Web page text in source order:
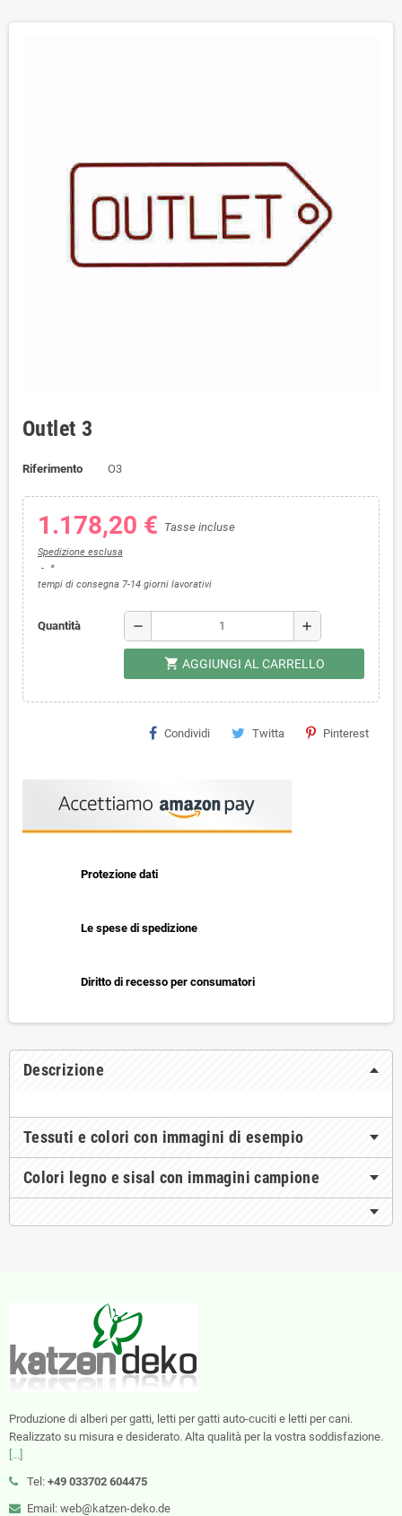
Outlet 3
Riferimento O3
1.178,20 € Tasse incluse
Spedizione esclusa
*
tempi di consegna 7-14 giorni lavorativi
Quantità remove add
shopping_cart AGGIUNGI AL CARRELLO
Condividi Twitta Pinterest
Protezione dati
Le spese di spedizione
Diritto di recesso per consumatori
Descrizione
Tessuti e colori con immagini di esempio
Colori legno e sisal con immagini campione
Produzione di alberi per gatti, letti per gatti auto-cuciti e letti per cani.
Realizzato su misura e desiderato. Alta qualità per la vostra soddisfazione.
[...]
Tel: +49 033702 604475
Email: web@katzen-deko.de